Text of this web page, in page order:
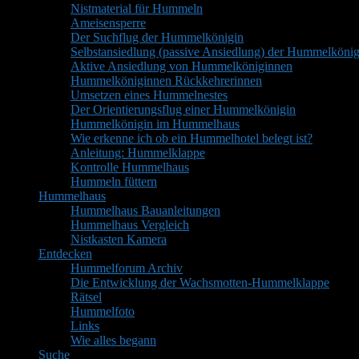
Nistmaterial für Hummeln
Ameisensperre
Der Suchflug der Hummelkönigin
Selbstansiedlung (passive Ansiedlung) der
Aktive Ansiedlung von Hummelköniginnen
Hummelköniginnen Rückkehrerinnen
Umsetzen eines Hummelnestes
Der Orientierungsflug einer Hummelkönigin
Hummelkönigin im Hummelhaus
Wie erkenne ich ob ein Hummelhotel belegt ist?
Anleitung: Hummelklappe
Kontrolle Hummelhaus
Hummeln füttern
Hummelhaus
Hummelhaus Bauanleitungen
Hummelhaus Vergleich
Nistkasten Kamera
Entdecken
Hummelforum Archiv
Die Entwicklung der Wachsmotten-Hummelklappe
Rätsel
Hummelfoto
Links
Wie alles begann
Suche